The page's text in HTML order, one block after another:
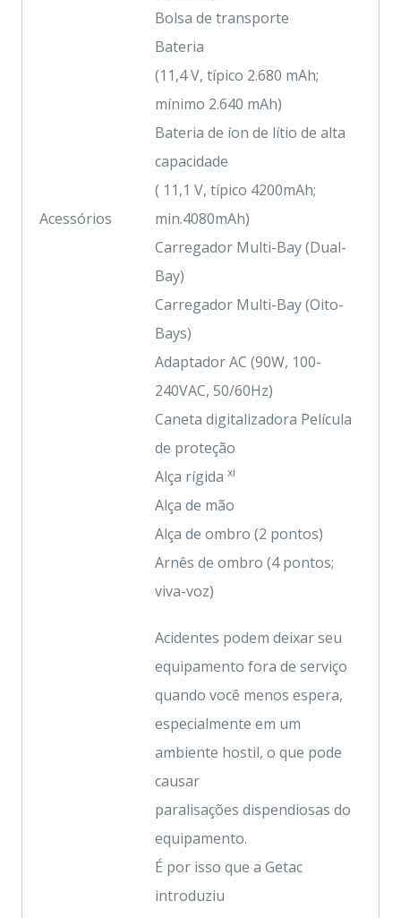
Acessórios
Bolsa de transporte
Bateria
(11,4 V, típico 2.680 mAh;
mínimo 2.640 mAh)
Bateria de íon de lítio de alta
capacidade
( 11,1 V, típico 4200mAh;
min.4080mAh)
Carregador Multi-Bay (Dual-
Bay)
Carregador Multi-Bay (Oito-
Bays)
Adaptador AC (90W, 100-
240VAC, 50/60Hz)
Caneta digitalizadora Película
de proteção
Alça rígida xi
Alça de mão
Alça de ombro (2 pontos)
Arnês de ombro (4 pontos;
viva-voz)
Acidentes podem deixar seu
equipamento fora de serviço
quando você menos espera,
especialmente em um
ambiente hostil, o que pode
causar
paralisações dispendiosas do
equipamento.
É por isso que a Getac
introduziu